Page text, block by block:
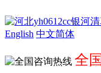
English 中文简体
全